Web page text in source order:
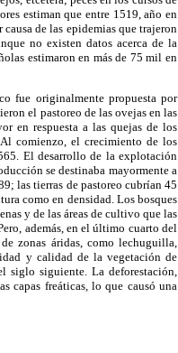
estiman que entre 1519, año en
de las epidemias que trajeron
no existen datos acerca de la
estimaron en más de 75 mil en
fue originalmente propuesta por
el pastoreo de las ovejas en las
en respuesta a las quejas de los
comienzo, el crecimiento de los
El desarrollo de la explotación
se destinaba mayormente a
las tierras de pastoreo cubrían 45
como en densidad. Los bosques
y de las áreas de cultivo que las
además, en el último cuarto del
zonas áridas, como lechuguilla,
y calidad de la vegetación de
siglo siguiente. La deforestación,
capas freáticas, lo que causó una